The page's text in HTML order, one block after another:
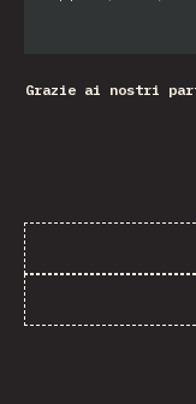
Grazie ai nostri